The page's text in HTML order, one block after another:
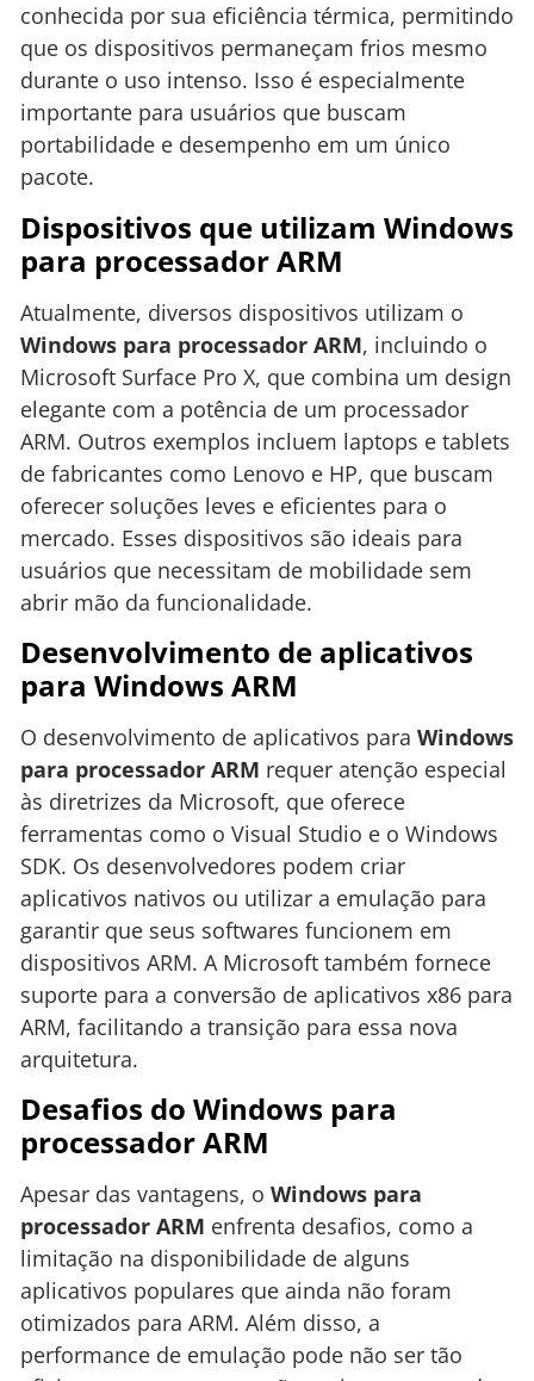
conhecida por sua eficiência térmica, permitindo
que os dispositivos permaneçam frios mesmo
durante o uso intenso. Isso é especialmente
importante para usuários que buscam
portabilidade e desempenho em um único
pacote.
Dispositivos que utilizam Windows
para processador ARM
Atualmente, diversos dispositivos utilizam o
Windows para processador ARM, incluindo o
Microsoft Surface Pro X, que combina um design
elegante com a potência de um processador
ARM. Outros exemplos incluem laptops e tablets
de fabricantes como Lenovo e HP, que buscam
oferecer soluções leves e eficientes para o
mercado. Esses dispositivos são ideais para
usuários que necessitam de mobilidade sem
abrir mão da funcionalidade.
Desenvolvimento de aplicativos
para Windows ARM
O desenvolvimento de aplicativos para Windows
para processador ARM requer atenção especial
às diretrizes da Microsoft, que oferece
ferramentas como o Visual Studio e o Windows
SDK. Os desenvolvedores podem criar
aplicativos nativos ou utilizar a emulação para
garantir que seus softwares funcionem em
dispositivos ARM. A Microsoft também fornece
suporte para a conversão de aplicativos x86 para
ARM, facilitando a transição para essa nova
arquitetura.
Desafios do Windows para
processador ARM
Apesar das vantagens, o Windows para
processador ARM enfrenta desafios, como a
limitação na disponibilidade de alguns
aplicativos populares que ainda não foram
otimizados para ARM. Além disso, a
performance de emulação pode não ser tão